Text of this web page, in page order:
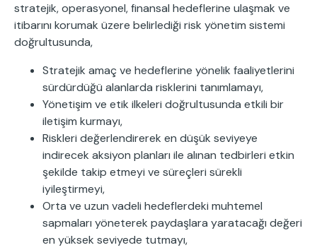
stratejik, operasyonel, finansal hedeflerine ulaşmak ve
itibarını korumak üzere belirlediği risk yönetim sistemi
doğrultusunda,
Stratejik amaç ve hedeflerine yönelik faaliyetlerini
sürdürdüğü alanlarda risklerini tanımlamayı,
Yönetişim ve etik ilkeleri doğrultusunda etkili bir
iletişim kurmayı,
Riskleri değerlendirerek en düşük seviyeye
indirecek aksiyon planları ile alınan tedbirleri etkin
şekilde takip etmeyi ve süreçleri sürekli
iyileştirmeyi,
Orta ve uzun vadeli hedeflerdeki muhtemel
sapmaları yöneterek paydaşlara yaratacağı değeri
en yüksek seviyede tutmayı,